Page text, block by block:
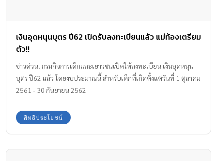
เงินอุดหนุนบุตร ปี62 เปิดรับลงทะเบียนแล้ว แม่ท้องเตรียม
ตัว!!
ข่าวด่วน! กรมกิจการเด็กและเยาวชนเปิดให้ลงทะเบียน เงินอุดหนุน
บุตร ปี62 แล้ว โดยงบประมาณนี้ สำหรับเด็กที่เกิดตั้งแต่วันที่ 1 ตุลาคม
2561 - 30 กันยายน 2562
สิทธิประโยชน์